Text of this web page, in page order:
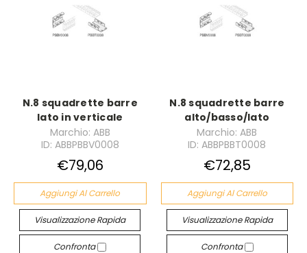
N.8 squadrette barre
lato in verticale
Marchio: ABB
ID: ABBPBBV0008
€79,06
Aggiungi Al Carrello
Visualizzazione Rapida
Confronta
N.8 squadrette barre
alto/basso/lato
Marchio: ABB
ID: ABBPBBT0008
€72,85
Aggiungi Al Carrello
Visualizzazione Rapida
Confronta